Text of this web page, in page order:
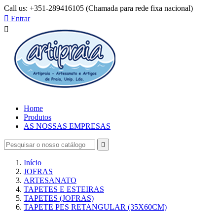
Call us: +351-289416105 (Chamada para rede fixa nacional)
 Entrar

Home
Produtos
AS NOSSAS EMPRESAS

Início
JOFRAS
ARTESANATO
TAPETES E ESTEIRAS
TAPETES (JOFRAS)
TAPETE PES RETANGULAR (35X60CM)